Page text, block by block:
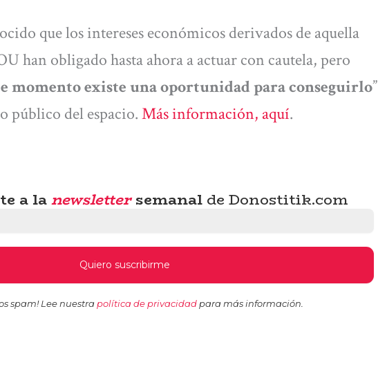
que los intereses económicos derivados de aquella
han obligado hasta ahora a actuar con cautela, pero
momento existe una oportunidad para conseguirlo”
público del espacio.Más información, aquí.
a lanewslettersemanal de Donostitik.com
spam! Lee nuestra política de privacidad para más información.